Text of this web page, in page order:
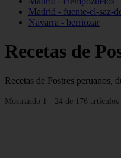
Madrid - fuente-el-saz-
Navarra - berriozar
Recetas de
Recetas de Postres peruanos,
Mostrando 1 - 24 de 176 artículos